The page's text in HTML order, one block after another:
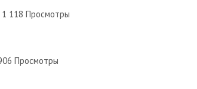
1 118 Просмотры
Просмотры